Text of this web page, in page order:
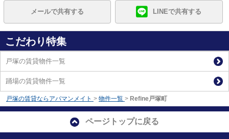
メールで共有する LINEで共有する
こだわり特集
戸塚の賃貸物件一覧
踊場の賃貸物件一覧
戸塚の賃貸ならアパマンメイト > 物件一覧 > Refine戸塚町
ページトップに戻る